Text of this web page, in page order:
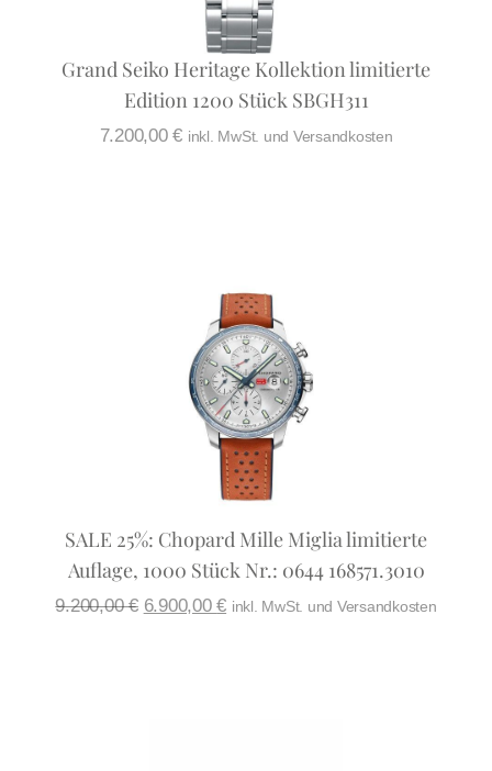
Grand Seiko Heritage Kollektion limitierte
Edition 1200 Stück SBGH311
7.200,00€ inkl. MwSt. und Versandkosten
SALE 25%: Chopard Mille Miglia limitierte
Auflage, 1000 Stück Nr.: 0644 168571.3010
9.200,00€ 6.900,00€ inkl. MwSt. und Versandkosten